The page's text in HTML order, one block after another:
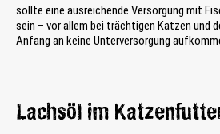
sollte eine ausreichende Versorgung mit
sein – vor allem bei trächtigen Katzen und
Anfang an keine Unterversorgung
Lachsöl im